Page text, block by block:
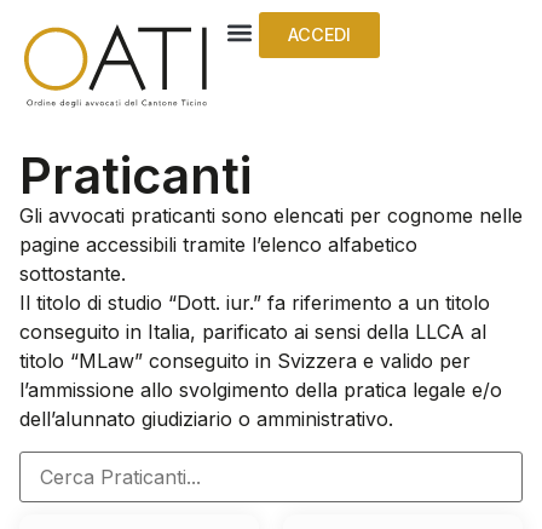
ACCEDI
Praticanti
Gli avvocati praticanti sono elencati per cognome nelle
pagine accessibili tramite l’elenco alfabetico
sottostante.
Il titolo di studio “Dott. iur.” fa riferimento a un titolo
conseguito in Italia, parificato ai sensi della LLCA al
titolo “MLaw” conseguito in Svizzera e valido per
l’ammissione allo svolgimento della pratica legale e/o
dell’alunnato giudiziario o amministrativo.